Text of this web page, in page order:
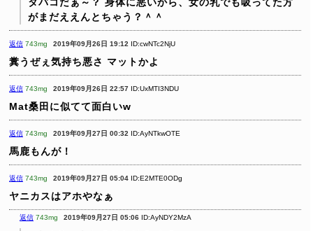
がまだええんとちゃう？＾＾
返信 743mg 2019年09月26日 19:12 ID:cwNTc2NjU
糞うぜぇ気持ち悪さ マットかよ
返信 743mg 2019年09月26日 22:57 ID:UxMTI3NDU
Mat桑田に似てて面白いw
返信 743mg 2019年09月27日 00:32 ID:AyNTkwOTE
馬鹿もんが！
返信 743mg 2019年09月27日 05:04 ID:E2MTE0ODg
ヤニカスはアホやなぁ
返信 743mg 2019年09月27日 05:06 ID:AyNDY2MzA